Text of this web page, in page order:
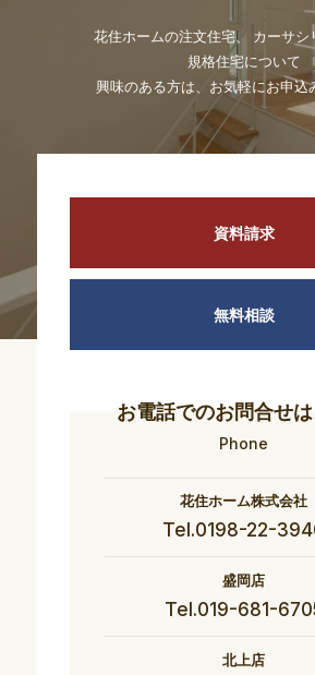
花住ホームの注文住宅、 カーサシ
規格住宅について
興味のある方は、お気軽にお申込
資料請求
無料相談
お電話でのお問合せ
Phone
花住ホーム株式会社
Tel.0198-22-
盛岡店
Tel.019-681-
北上店